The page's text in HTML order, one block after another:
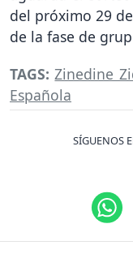
del próximo 29
de la fase de
TAGS:Zinedine
Española
SÍGUENOS